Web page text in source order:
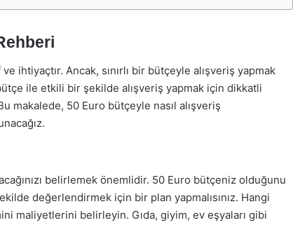
ihtiyaçtır. Ancak, sınırlı bir bütçeyle alışveriş yapmak
ile etkili bir şekilde alışveriş yapmak için dikkatli
makalede, 50 Euro bütçeyle nasıl alışveriş
belirlemek önemlidir. 50 Euro bütçeniz olduğunu
değerlendirmek için bir plan yapmalısınız. Hangi
maliyetlerini belirleyin. Gıda, giyim, ev eşyaları gibi